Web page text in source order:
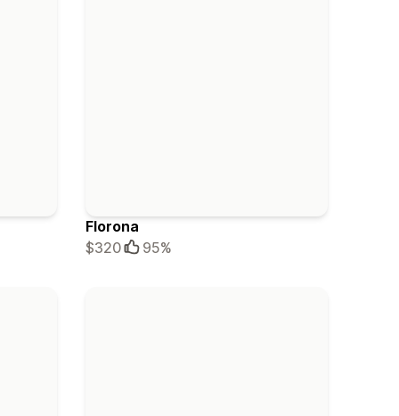
Florona
$320
95%